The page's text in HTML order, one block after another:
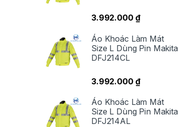
3.992.000 ₫
Áo Khoác Làm Mát
Size L Dùng Pin Makita
DFJ214CL
3.992.000 ₫
Áo Khoác Làm Mát
Size L Dùng Pin Makita
DFJ214AL